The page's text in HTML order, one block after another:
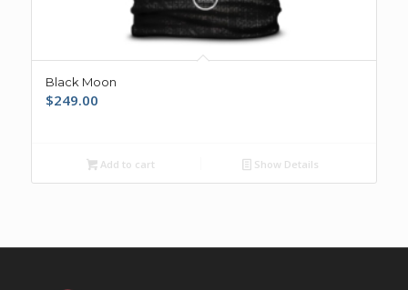
Black Moon
$249.00
Add to cart Show Details